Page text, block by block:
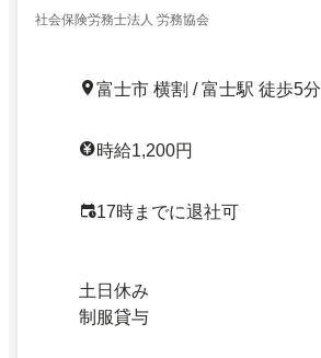
社会保険労務士法人 労務協会
富士市 横割 / 富士駅 徒歩5分
時給1,200円
17時までに退社可
土日休み
制服貸与